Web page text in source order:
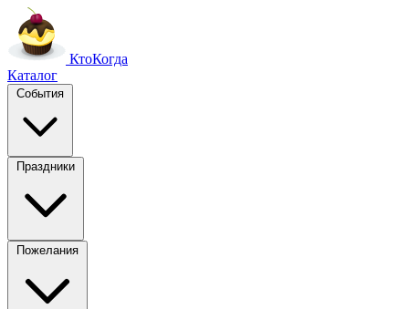
КтоКогда
Каталог
События
Праздники
Пожелания